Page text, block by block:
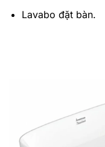
Lavabo đặt bàn.